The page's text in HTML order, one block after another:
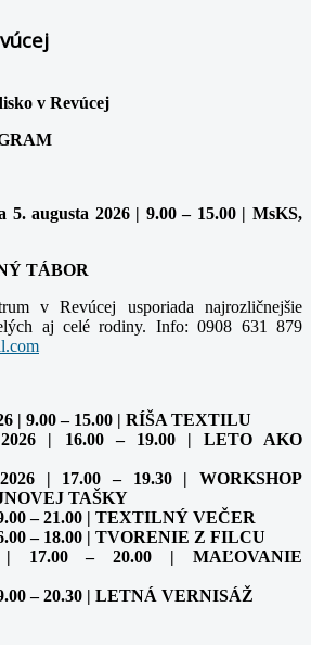
v Revúcej
5. augusta 2026 | 9.00 – 15.00 | MsKS,
TÁBOR
v Revúcej usporiada najrozličnejšie
aj celé rodiny. Info: 0908 631 879
| 9.00 – 15.00 | RÍŠA TEXTILU
| 16.00 – 19.00 | LETO AKO
| 17.00 – 19.30 | WORKSHOP
TAŠKY
– 21.00 | TEXTILNÝ VEČER
– 18.00 | TVORENIE Z FILCU
| 17.00 – 20.00 | MAĽOVANIE
– 20.30 | LETNÁ VERNISÁŽ